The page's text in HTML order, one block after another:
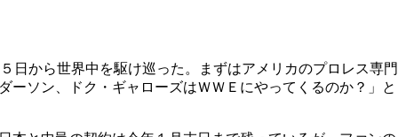
日から世界中を駆け巡った。まずはアメリカのプロレス専門
ーソン、ドク・ギャローズはＷＷＥにやってくるのか？」と